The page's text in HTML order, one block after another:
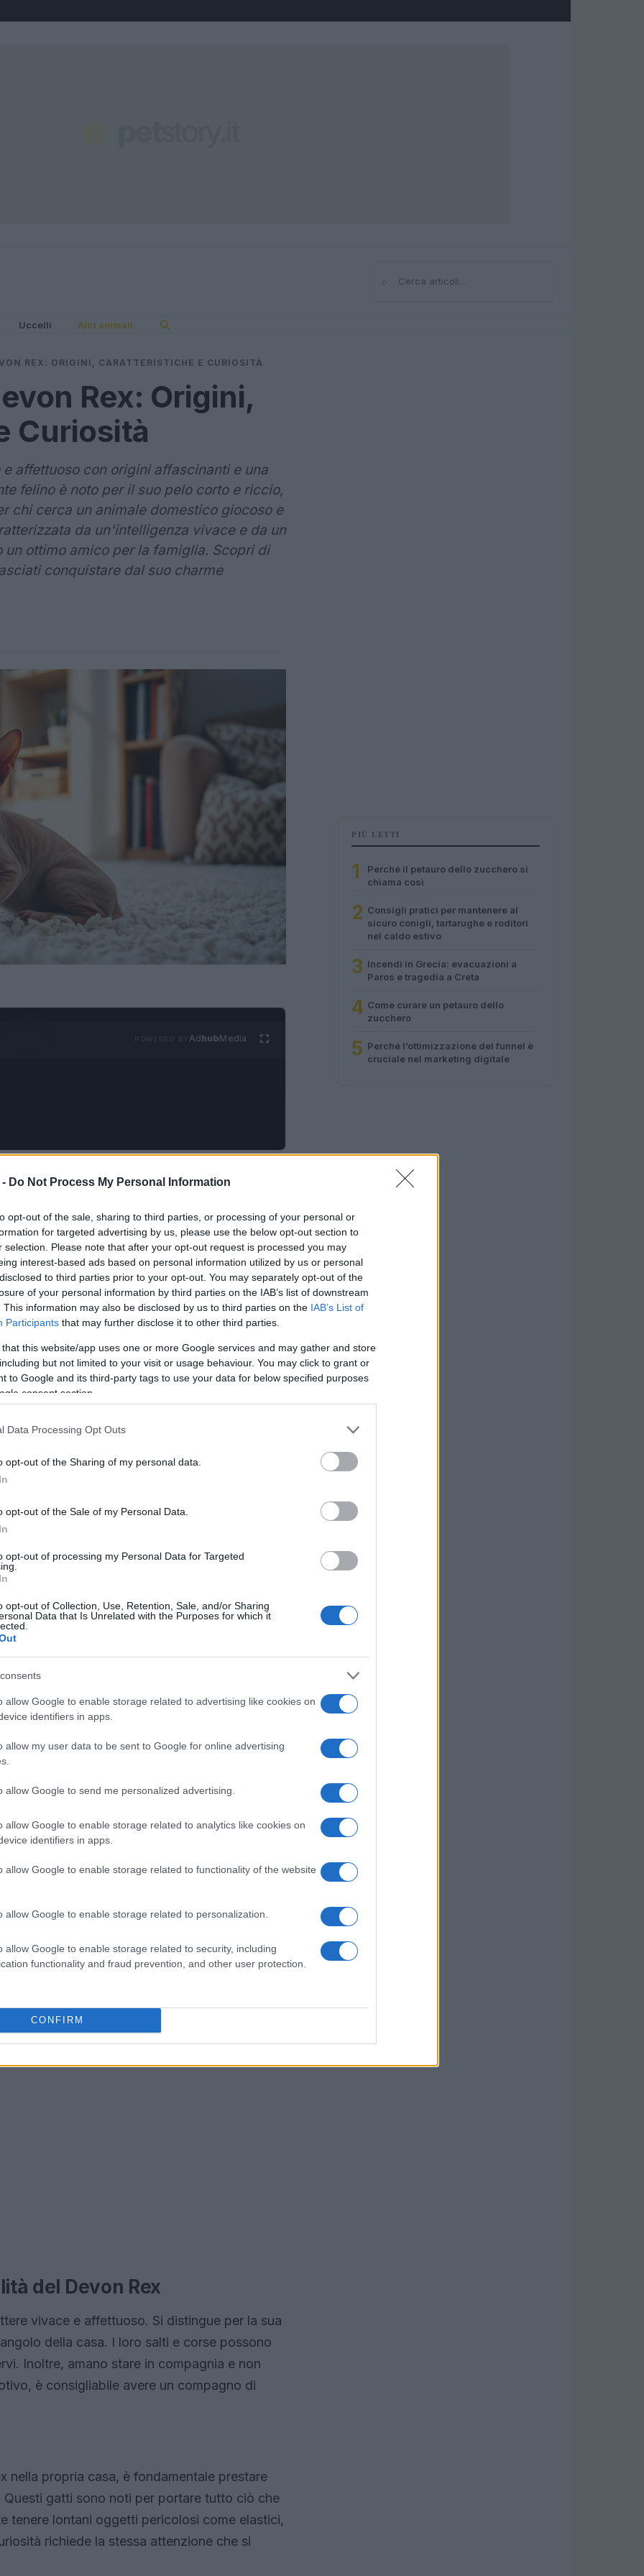
Do Not Process My Personal Information
opt-out of the sale, sharing to third parties, or processing of your personal or
for targeted advertising by us, please use the below opt-out section to
selection. Please note that after your opt-out request is processed you may
interest-based ads based on personal information utilized by us or personal
to third parties prior to your opt-out. You may separately opt-out of the
of your personal information by third parties on the IAB’s list of downstream
This information may also be disclosed by us to third parties on the IAB’s List of
Participants that may further disclose it to other third parties.
that this website/app uses one or more Google services and may gather and store
but not limited to your visit or usage behaviour. You may click to grant or
to Google and its third-party tags to use your data for below specified purposes
consent section.
Data Processing Opt Outs
opt-out of the Sharing of my personal data.
opt-out of the Sale of my Personal Data.
opt-out of processing my Personal Data for Targeted
opt-out of Collection, Use, Retention, Sale, and/or Sharing
Data that Is Unrelated with the Purposes for which it
allow Google to enable storage related to advertising like cookies on
identifiers in apps.
allow my user data to be sent to Google for online advertising
allow Google to send me personalized advertising.
allow Google to enable storage related to analytics like cookies on
identifiers in apps.
allow Google to enable storage related to functionality of the website
allow Google to enable storage related to personalization.
allow Google to enable storage related to security, including
functionality and fraud prevention, and other user protection.
CONFIRM
Cerca
Uccelli Altri animali
REX: ORIGINI, CARATTERISTICHE E CURIOSITÀ
Rex: Origini,
Curiosità
affettuoso con origini affascinanti e una
felino è noto per il suo pelo corto e riccio,
chi cerca un animale domestico giocoso e
da un'intelligenza vivace e da un
ottimo amico per la famiglia. Scopri di
conquistare dal suo charme
AdhubMedia
catturato l’immaginazione di molti amanti dei
suo aspetto unico. Le sue origini risalgono
Unito, Buckfastleigh, situata in
gatto nero riccio e una gatta tricolore, si è
creazione di questa straordinaria razza.
un gatto riccio, spesso visto nei pressi di
con una gatta accudita dalla signorina
diversi cuccioli, ma solo uno di loro
padre. Questo cucciolo, che la signorina Cox
razza.
di Kirlee per l’allevamento, iniziò a
razze. Per ampliare la varietà di colori, unì il
così il gene del pelo lungo nella razza.
l’eliminazione delle zone glabre,
peculiari, come basette folte e
riprodurre i discendenti di Kirlee,
riccia. A distanza di dieci anni dalla
affermare che tutti i membri della razza
del Devon Rex
vivace e affettuoso. Si distingue per la sua
della casa. I loro salti e corse possono
Inoltre, amano stare in compagnia e non
è consigliabile avere un compagno di
nella propria casa, è fondamentale prestare
Questi gatti sono noti per portare tutto ciò che
tenere lontani oggetti pericolosi come elastici,
richiede la stessa attenzione che si
PIÙ LETTI
1
Perché il petauro dello zucchero si
chiama così
2 Consigli pratici per mantenere al
sicuro conigli, tartarughe e roditori
nel caldo estivo
3 Incendi in Grecia: evacuazioni a
Paros e tragedia a Creta
4 Come curare un petauro dello
zucchero
5 Perché l’ottimizzazione del funnel è
cruciale nel marketing digitale